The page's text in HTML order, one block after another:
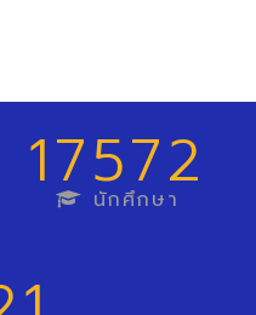
17572
นักศึกษา